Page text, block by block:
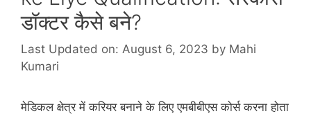
डॉक्टर कैसे बने?
Last Updated on: August 6, 2023 by Mahi
Kumari
मेडिकल क्षेत्र में करियर बनाने के लिए एमबीबीएस कोर्स करना होता